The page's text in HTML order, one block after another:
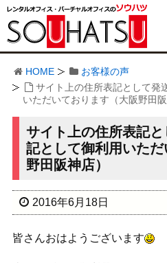
HOME
お客様の声
サイト上の住所表記として発
いただいております（大阪野田阪
サイト上の住所表記
記として御利用いた
野田阪神店）
2016年6月18日
皆さんおはようございます